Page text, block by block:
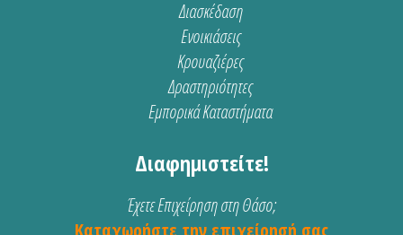
Διασκέδαση
Ενοικιάσεις
Κρουαζιέρες
Δραστηριότητες
Εμπορικά Καταστήματα
Διαφημιστείτε!
Έχετε Επιχείρηση στη Θάσο;